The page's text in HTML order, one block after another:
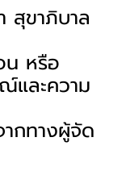
สุขาภิบาล
น หรือ
และความ
กทางผู้จัด